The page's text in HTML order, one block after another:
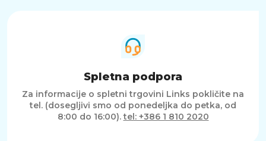
Spletna podpora
Za informacije o spletni trgovini Links pokličite na
tel. (dosegljivi smo od ponedeljka do petka, od
8:00 do 16:00).tel: +386 1 810 2020